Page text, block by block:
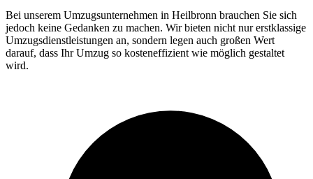
Bei unserem Umzugsunternehmen in Heilbronn brauchen Sie sich
jedoch keine Gedanken zu machen. Wir bieten nicht nur erstklassige
Umzugsdienstleistungen an, sondern legen auch großen Wert
darauf, dass Ihr Umzug so kosteneffizient wie möglich gestaltet
wird.